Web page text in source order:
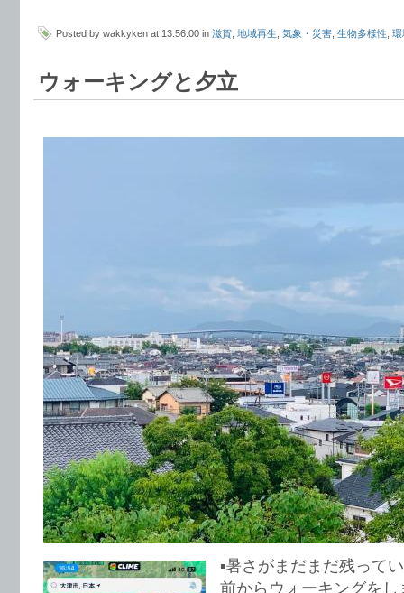
Posted by wakkyken at 13:56:00 in 滋賀 地域再生 気象・災害 生物多様性 環
ウォーキングと夕立
▪️暑さがまだまだ残って
前からウォーキングを